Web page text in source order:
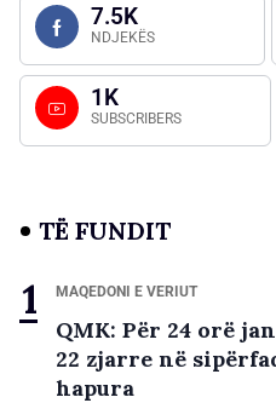
7.5K
NDJEKËS
1K
SUBSCRIBERS
TË FUNDIT
MAQEDONI E VERIUT
QMK: Për 24 orë
22 zjarre në
hapura